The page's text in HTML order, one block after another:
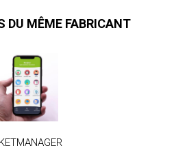
DU MÊME FABRICANT